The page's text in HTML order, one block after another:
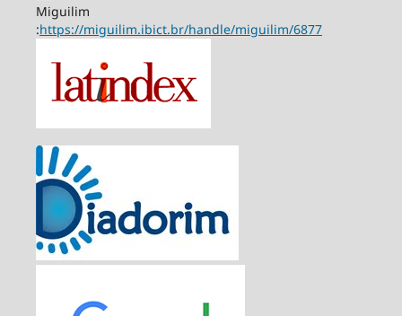
Miguilim
:https://miguilim.ibict.br/handle/miguilim/6877